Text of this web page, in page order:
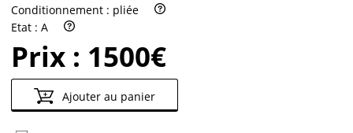
Conditionnement : pliée
Etat : A
Prix : 1500€
Ajouter au panier